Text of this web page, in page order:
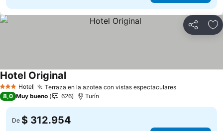
Compartir
3 Estrellas
Hotel Terraza en la azotea con vistas espectaculares
Hotel Original
8,0 Muy bueno 626 Turín
De $ 312.954